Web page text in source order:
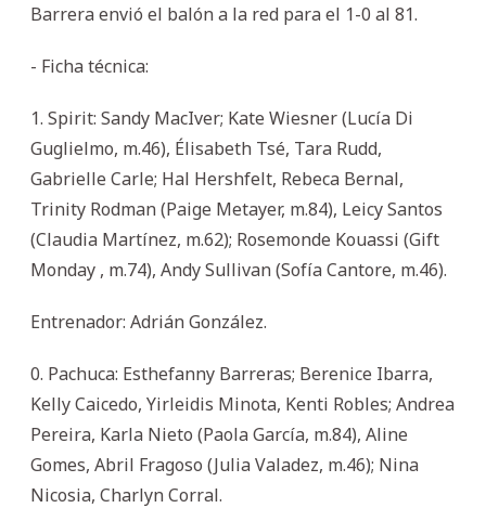
Barrera envió el balón a la red para el 1-0 al 81.
- Ficha técnica:
1. Spirit: Sandy MacIver; Kate Wiesner (Lucía Di
Guglielmo, m.46), Élisabeth Tsé, Tara Rudd,
Gabrielle Carle; Hal Hershfelt, Rebeca Bernal,
Trinity Rodman (Paige Metayer, m.84), Leicy Santos
(Claudia Martínez, m.62); Rosemonde Kouassi (Gift
Monday , m.74), Andy Sullivan (Sofía Cantore, m.46).
Entrenador: Adrián González.
0. Pachuca: Esthefanny Barreras; Berenice Ibarra,
Kelly Caicedo, Yirleidis Minota, Kenti Robles; Andrea
Pereira, Karla Nieto (Paola García, m.84), Aline
Gomes, Abril Fragoso (Julia Valadez, m.46); Nina
Nicosia, Charlyn Corral.